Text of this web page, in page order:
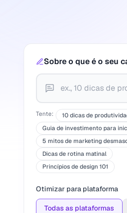
Sobre o que é o seu
Tente:
10 dicas de
Guia de investimento para
5 mitos de marketing
Dicas de rotina matinal
Princípios de design 101
Otimizar para plataforma
Todas as plataformas